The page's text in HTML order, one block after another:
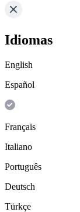
Idiomas
English
Español
Français
Italiano
Português
Deutsch
Türkçe